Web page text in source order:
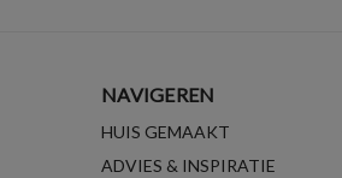
NAVIGEREN
HUIS GEMAAKT
ADVIES & INSPIRATIE